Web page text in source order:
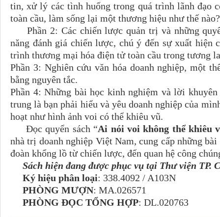
tin, xử lý các tình huống trong quá trình lãnh đạo
toàn cầu, làm sống lại một thương hiệu như thế nào?
Phần 2: Các chiến lược quản trị và những
năng đánh giá chiến lược, chú ý đến sự xuất hiện
trình thương mại hóa điện tử toàn cầu trong tương
Phần 3: Nghiên cứu văn hóa doanh nghiệp, một
bằng nguyên tắc.
Phần 4: Những bài học kinh nghiệm và lời
trung là bạn phải hiểu và yêu doanh nghiệp của
hoạt như hình ảnh voi có thể khiêu vũ.
Đọc quyển sách “Ai nói voi không thể khiêu
nhà trị doanh nghiệp Việt Nam, cung cấp những
đoàn khổng lồ từ chiến lược, đến quan hệ công
Sách hiện đang được phục vụ tại Thư viện TP.
Ký hiệu phân loại: 338.4092 / A103N
PHÒNG MƯỢN: MA.026571
PHÒNG ĐỌC TỔNG HỢP: DL.020763